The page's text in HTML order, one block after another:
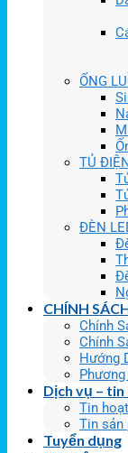
ỐNG
TỦ
ĐÈN
CHÍNH
Chính
Chính
Hướng
Dịch vụ –
Tin
Tin sản
Tuyển dụng